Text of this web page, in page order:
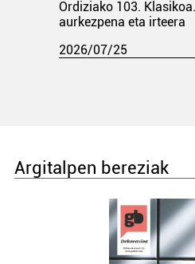
Ordiziako 103.
aurkezpena eta irteera
2026/07/25
Argitalpen bereziak